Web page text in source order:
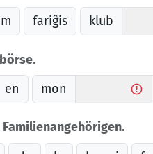
fariĝis klub
en mon